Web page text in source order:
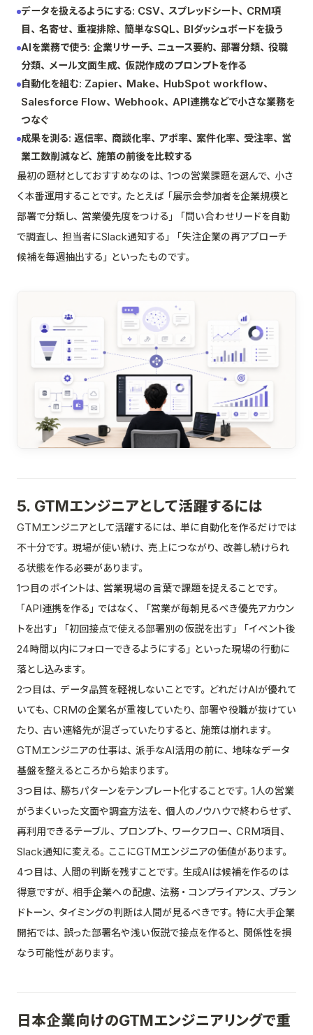
データを扱えるようにする: CSV、スプレッドシート、CRM項
目、名寄せ、重複排除、簡単なSQL、BIダッシュボードを扱う
AIを業務で使う: 企業リサーチ、ニュース要約、部署分類、役職
分類、メール文面生成、仮説作成のプロンプトを作る
自動化を組む: Zapier、Make、HubSpot workflow、
Salesforce Flow、Webhook、API連携などで小さな業務を
つなぐ
成果を測る: 返信率、商談化率、アポ率、案件化率、受注率、営
業工数削減など、施策の前後を比較する
最初の題材としておすすめなのは、1つの営業課題を選んで、小さ
く本番運用することです。たとえば「展示会参加者を企業規模と
部署で分類し、営業優先度をつける」「問い合わせリードを自動
で調査し、担当者にSlack通知する」「失注企業の再アプローチ
候補を毎週抽出する」といったものです。
5. GTMエンジニアとして活躍するには
GTMエンジニアとして活躍するには、単に自動化を作るだけでは
不十分です。現場が使い続け、売上につながり、改善し続けられ
る状態を作る必要があります。
1つ目のポイントは、営業現場の言葉で課題を捉えることです。
「API連携を作る」ではなく、「営業が毎朝見るべき優先アカウン
トを出す」「初回接点で使える部署別の仮説を出す」「イベント後
24時間以内にフォローできるようにする」といった現場の行動に
落とし込みます。
2つ目は、データ品質を軽視しないことです。どれだけAIが優れて
いても、CRMの企業名が重複していたり、部署や役職が抜けてい
たり、古い連絡先が混ざっていたりすると、施策は崩れます。
GTMエンジニアの仕事は、派手なAI活用の前に、地味なデータ
基盤を整えるところから始まります。
3つ目は、勝ちパターンをテンプレート化することです。1人の営業
がうまくいった文面や調査方法を、個人のノウハウで終わらせず、
再利用できるテーブル、プロンプト、ワークフロー、CRM項目、
Slack通知に変える。ここにGTMエンジニアの価値があります。
4つ目は、人間の判断を残すことです。生成AIは候補を作るのは
得意ですが、相手企業への配慮、法務・コンプライアンス、ブラン
ドトーン、タイミングの判断は人間が見るべきです。特に大手企業
開拓では、誤った部署名や浅い仮説で接点を作ると、関係性を損
なう可能性があります。
日本企業向けのGTMエンジニアリングで重